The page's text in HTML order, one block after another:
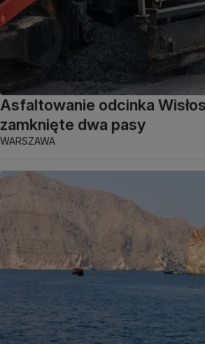
Asfaltowanie odcinka
zamknięte dwa pasy
WARSZAWA